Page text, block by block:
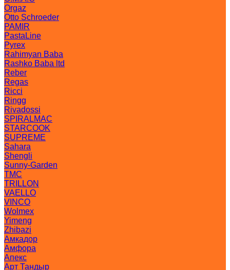
Orgaz
Otto Schroeder
PAMIR
PastaLine
Pyrex
Rahimyan Baba
Rashko Baba ltd
Reber
Regas
Ricci
Ringg
Rivadossi
SPIRALMAC
STARCOOK
SUPREME
Sahara
Shengli
Sunny-Garden
TMC
TRILLON
VAELLO
VINCO
Wolmex
Yimeng
Zhibazi
Амкадор
Амфора
Апекс
Арт Тандыр